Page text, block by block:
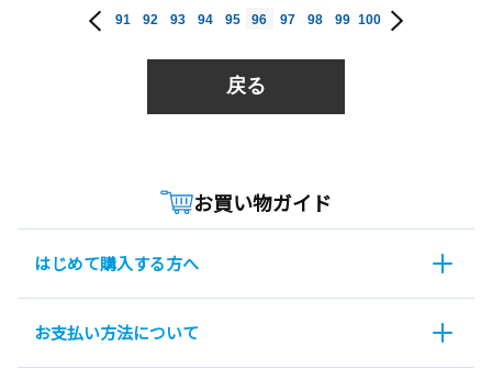
91 92 93 94 95 96 97 98 99 100
戻る
お買い物ガイド
はじめて購入する方へ
お支払い方法について